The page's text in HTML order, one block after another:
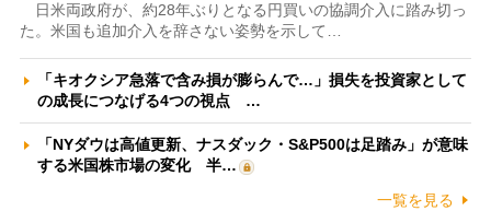
日米両政府が、約28年ぶりとなる円買いの協調介入に踏み切っ
た。米国も追加介入を辞さない姿勢を示して…
「キオクシア急落で含み損が膨らんで…」損失を投資家として
の成長につなげる4つの視点 …
「NYダウは高値更新、ナスダック・S&P500は足踏み」が意味
する米国株市場の変化 半…
一覧を見る